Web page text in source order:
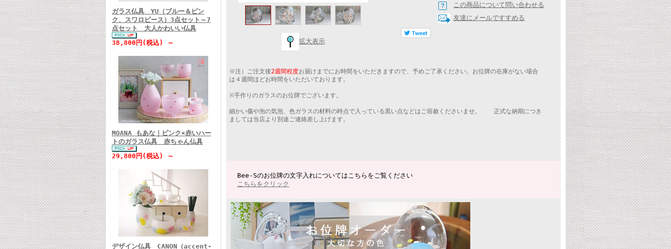
ガラス仏具 YU（ブルー＆ピン
ク、スワロビース）3点セット～7
点セット 大人かわいい仏具
38,800円(税込) ～
MOANA もあな｜ピンク×赤いハー
トのガラス仏具 赤ちゃん仏具
29,800円(税込) ～
デザイン仏具 CANON（accent-
拡大表示
この商品について問い合わせる
友達にメールですすめる
※注）ご注文後2週間程度お届けまでにお時間をいただきますので、予めご了承ください。お位牌の在庫がない場合
は４週間ほどお時間をいただいております。
※手作りのガラスのお位牌でございます。
細かい傷や泡の気泡、色ガラスの材料の時点で入っている黒い点などはご容赦くださいませ。 正式な納期につき
ましては当店より別途ご連絡差し上げます。
Bee-Sのお位牌の文字入れについてはこちらをご覧ください
こちらをクリック